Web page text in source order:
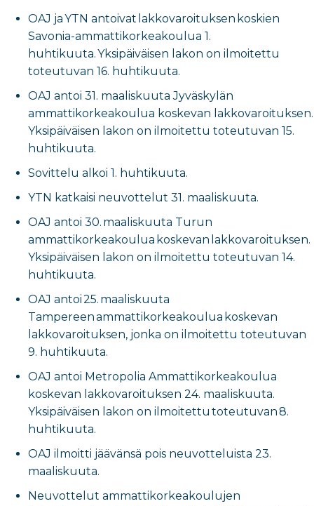
OAJ ja YTN antoivat lakkovaroituksen koskien
Savonia-ammattikorkeakoulua 1.
huhtikuuta. Yksipäiväisen lakon on ilmoitettu
toteutuvan 16. huhtikuuta.
OAJ antoi 31. maaliskuuta Jyväskylän
ammattikorkeakoulua koskevan lakkovaroituksen.
Yksipäiväisen lakon on ilmoitettu toteutuvan 15.
huhtikuuta.
Sovittelu alkoi 1. huhtikuuta.
YTN katkaisi neuvottelut 31. maaliskuuta.
OAJ antoi 30. maaliskuuta Turun
ammattikorkeakoulua koskevan lakkovaroituksen.
Yksipäiväisen lakon on ilmoitettu toteutuvan 14.
huhtikuuta.
OAJ antoi 25. maaliskuuta
Tampereen ammattikorkeakoulua koskevan
lakkovaroituksen, jonka on ilmoitettu toteutuvan
9. huhtikuuta.
OAJ antoi Metropolia Ammattikorkeakoulua
koskevan lakkovaroituksen 24. maaliskuuta.
Yksipäiväisen lakon on ilmoitettu toteutuvan 8.
huhtikuuta.
OAJ ilmoitti jäävänsä pois neuvotteluista 23.
maaliskuuta.
Neuvottelut ammattikorkeakoulujen